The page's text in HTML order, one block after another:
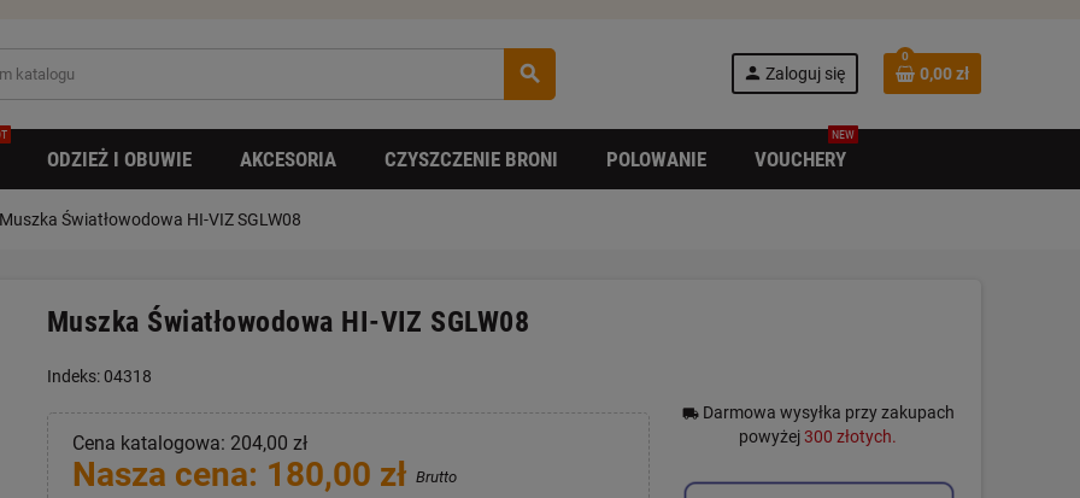
search person Zaloguj się
0
0,00 zł
ODZIEŻ I OBUWIE AKCESORIA CZYSZCZENIE BRONI POLOWANIE VOUCHERY
NEW
Muszka Światłowodowa HI-VIZ SGLW08
Muszka Światłowodowa HI-VIZ SGLW08
Indeks: 04318
Cena katalogowa: 204,00 zł
Nasza cena: 180,00 zł Brutto
local_shippingDarmowa wysyłka przy zakupach
powyżej300 złotych.